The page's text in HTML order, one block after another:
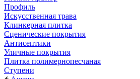
Профиль
Искусственная трава
Клинкерная плитка
Сценические покрытия
Антисептики
Уличные покрытия
Плитка полимернопесчаная
Ступени